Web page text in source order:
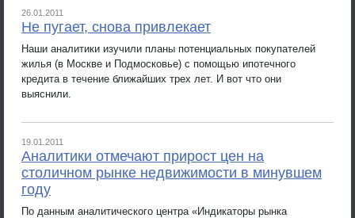
26.01.2011
Не пугает, снова привлекает
Наши аналитики изучили планы потенциальных покупателей
жилья (в Москве и Подмосковье) с помощью ипотечного
кредита в течение ближайших трех лет. И вот что они
выяснили.
19.01.2011
Аналитики отмечают прирост цен на
столичном рынке недвижимости в минувшем
году
По данным аналитического центра «Индикаторы рынка